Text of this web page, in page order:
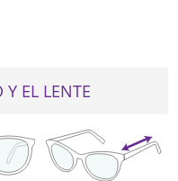
Y EL LENTE